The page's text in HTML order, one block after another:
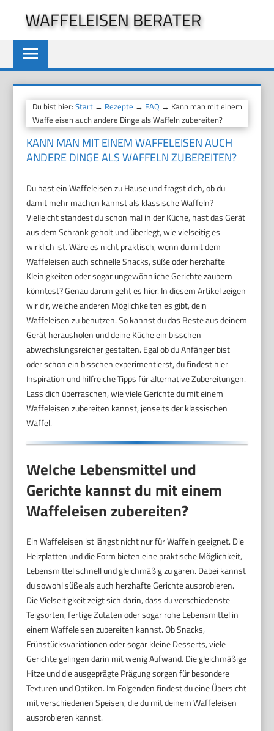
springen
WAFFELEISEN BERATER
Du bist hier:Start → Rezepte → FAQ → Kann man mit einem
Waffeleisen auch andere Dinge als Waffeln zubereiten?
KANN MAN MIT EINEM WAFFELEISEN AUCH
ANDERE DINGE ALS WAFFELN ZUBEREITEN?
Du hast ein Waffeleisen zu Hause und fragst dich, ob du
damit mehr machen kannst als klassische Waffeln?
Vielleicht standest du schon mal in der Küche, hast das Gerät
aus dem Schrank geholt und überlegt, wie vielseitig es
wirklich ist. Wäre es nicht praktisch, wenn du mit dem
Waffeleisen auch schnelle Snacks, süße oder herzhafte
Kleinigkeiten oder sogar ungewöhnliche Gerichte zaubern
könntest? Genau darum geht es hier. In diesem Artikel zeigen
wir dir, welche anderen Möglichkeiten es gibt, dein
Waffeleisen zu benutzen. So kannst du das Beste aus deinem
Gerät herausholen und deine Küche ein bisschen
abwechslungsreicher gestalten. Egal ob du Anfänger bist
oder schon ein bisschen experimentierst, du findest hier
Inspiration und hilfreiche Tipps für alternative Zubereitungen.
Lass dich überraschen, wie viele Gerichte du mit einem
Waffeleisen zubereiten kannst, jenseits der klassischen
Waffel.
Welche Lebensmittel und
Gerichte kannst du mit einem
Waffeleisen zubereiten?
Ein Waffeleisen ist längst nicht nur für Waffeln geeignet. Die
Heizplatten und die Form bieten eine praktische Möglichkeit,
Lebensmittel schnell und gleichmäßig zu garen. Dabei kannst
du sowohl süße als auch herzhafte Gerichte ausprobieren.
Die Vielseitigkeit zeigt sich darin, dass du verschiedenste
Teigsorten, fertige Zutaten oder sogar rohe Lebensmittel in
einem Waffeleisen zubereiten kannst. Ob Snacks,
Frühstücksvariationen oder sogar kleine Desserts, viele
Gerichte gelingen darin mit wenig Aufwand. Die gleichmäßige
Hitze und die ausgeprägte Prägung sorgen für besondere
Texturen und Optiken. Im Folgenden findest du eine Übersicht
mit verschiedenen Speisen, die du mit deinem Waffeleisen
ausprobieren kannst.